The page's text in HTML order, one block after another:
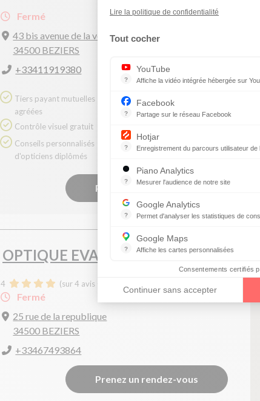
Fermé
43 bis avenue de la voie domitienne
34500 BEZIERS
+33411919380
agréées
Contrôle visuel gratuit
d'opticiens diplômés
Devis gratuit
Garantie casse
Audioprothésiste
Prenez un rendez-vous
OPTIQUE EVASION
4 (sur 4 avis Google)
Fermé
25 rue de la republique
34500 BEZIERS
+33467493864
Prenez un rendez-vous
Lire la politique de confidentialité
Tout cocher
?
YouTube
Affiche la vidéo intégrée hébergée sur
?
Facebook
Partage sur le réseau Facebook
?
Hotjar
Enregistrement du parcours utilisateur de
?
Piano Analytics
Mesurer l'audience de notre site
?
Google Analytics
Permet d'analyser les statistiques de
?
Google Maps
Affiche les cartes personnalisées
Consentements certifiés
Continuer sans accepter